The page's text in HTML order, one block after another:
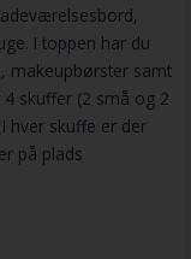
I toppen har du
makeupbørster samt
skuffer (2 små og 2
hver skuffe er der
på plads